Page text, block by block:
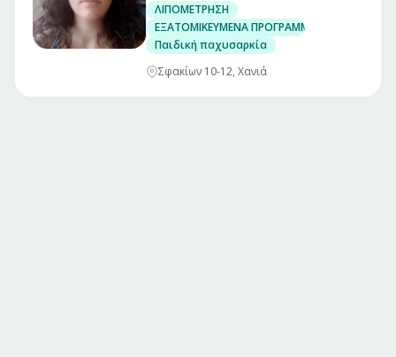
ΛΙΠΟΜΕΤΡΗΣΗ
ΕΞΑΤΟΜΙΚΕΥΜΕΝΑ ΠΡΟΓΡΑΜΜΑΤΑ
Παιδική παχυσαρκία
Σφακίων 10-12, Χανιά